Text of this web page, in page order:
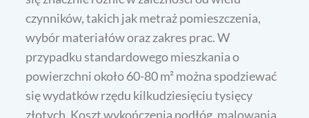
czynników, takich jak metraż pomieszczenia,
wybór materiałów oraz zakres prac. W
przypadku standardowego mieszkania o
powierzchni około 60-80 m² można spodziewać
się wydatków rzędu kilkudziesięciu tysięcy
złotych. Koszt wykończenia podłóg, malowania